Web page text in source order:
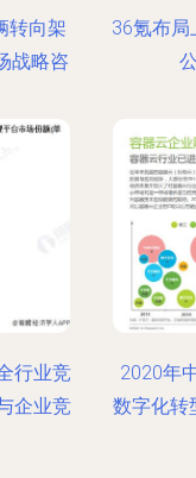
转向架
战略咨
36氪布局
行业竞
企业竞
2020年
数字化转